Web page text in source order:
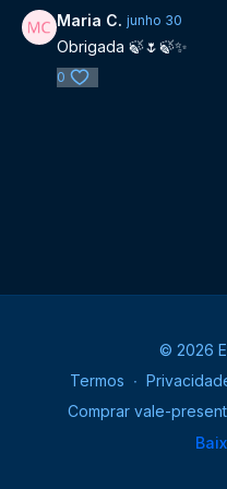
Maria C. junho 30
Obrigada 🍃🌷🍃✨️
0
© 2026
Termos ∙
Comprar vale-